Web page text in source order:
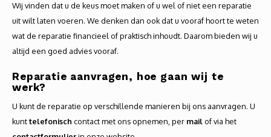
Wij vinden dat u de keus moet maken of u wel of niet een reparatie
uit wilt laten voeren. We denken dan ook dat u vooraf hoort te weten
wat de reparatie financieel of praktisch inhoudt. Daarom bieden wij u
altijd een goed advies vooraf.
Reparatie aanvragen, hoe gaan wij te
werk?
U kunt de reparatie op verschillende manieren bij ons aanvragen. U
kunttelefonisch contact met ons opnemen, per mail of via het